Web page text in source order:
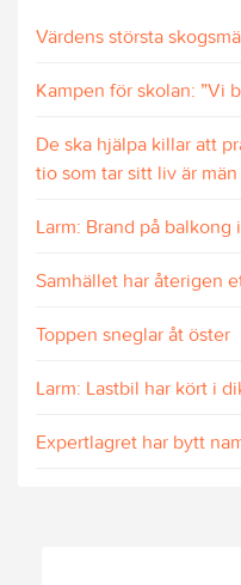
Värdens största
Kampen för skolan: ”Vi
De ska hjälpa killar att
tio som tar sitt liv är män
Larm: Brand på balkong
Samhället har återigen
Toppen sneglar åt öster
Larm: Lastbil har kört i
Expertlagret har bytt